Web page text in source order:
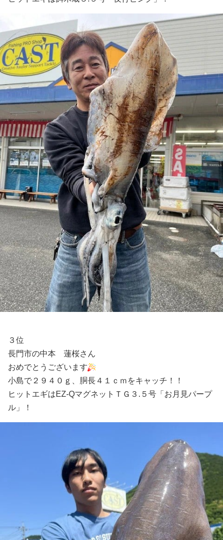
３位
長門市の中本 蓮桜さん
おめでとうございます
小島で２９４０ｇ、胴長４１ｃｍをキャッチ！！
ヒットエギはEZ-QマグネットＴＧ３.５号「お月見パープ
ル」！